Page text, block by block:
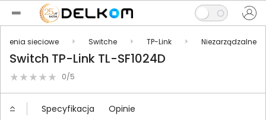
sieciowe Switche TP-Link Niezarządzalne
Switch TP-Link TL-SF1024D
0/5
Specyfikacja Opinie